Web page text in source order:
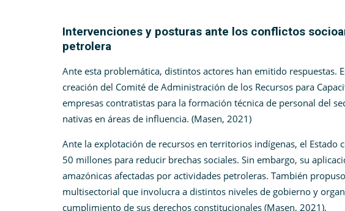
Intervenciones y posturas ante los conflictos
petrolera
Ante esta problemática, distintos actores han emitido respuestas.
creación del Comité de Administración de los Recursos para
empresas contratistas para la formación técnica de personal del
nativas en áreas de influencia. (Masen, 2021)
Ante la explotación de recursos en territorios indígenas, el Estado
50 millones para reducir brechas sociales. Sin embargo, su
amazónicas afectadas por actividades petroleras. También
multisectorial que involucra a distintos niveles de gobierno y
cumplimiento de sus derechos constitucionales (Masen, 2021).